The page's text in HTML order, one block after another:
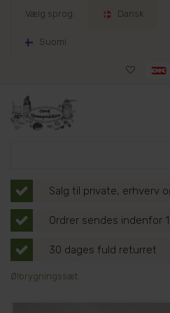
Vælg sprog: Dansk
Suomi
Salg til private, erhverv
Ordrer sendes indenfor
30 dages fuld returret
Ølbrygningssæt